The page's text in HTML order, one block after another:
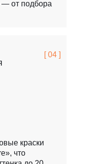
краски
что
[ 04 ]
— от подбора